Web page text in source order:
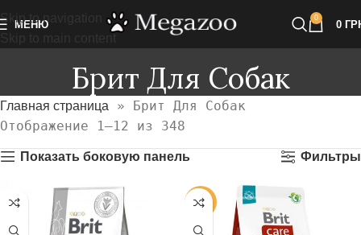
Skip to navigation
МЕНЮ
0
0
Брит Для Собак
Главная страница »
Брит Для Собак
Отображение 1–12 из 348
Показать боковую панель Фильтры
-30%